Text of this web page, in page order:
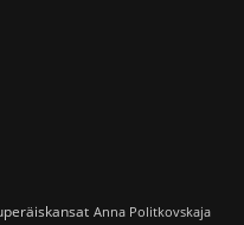
Anna Politkovskaja